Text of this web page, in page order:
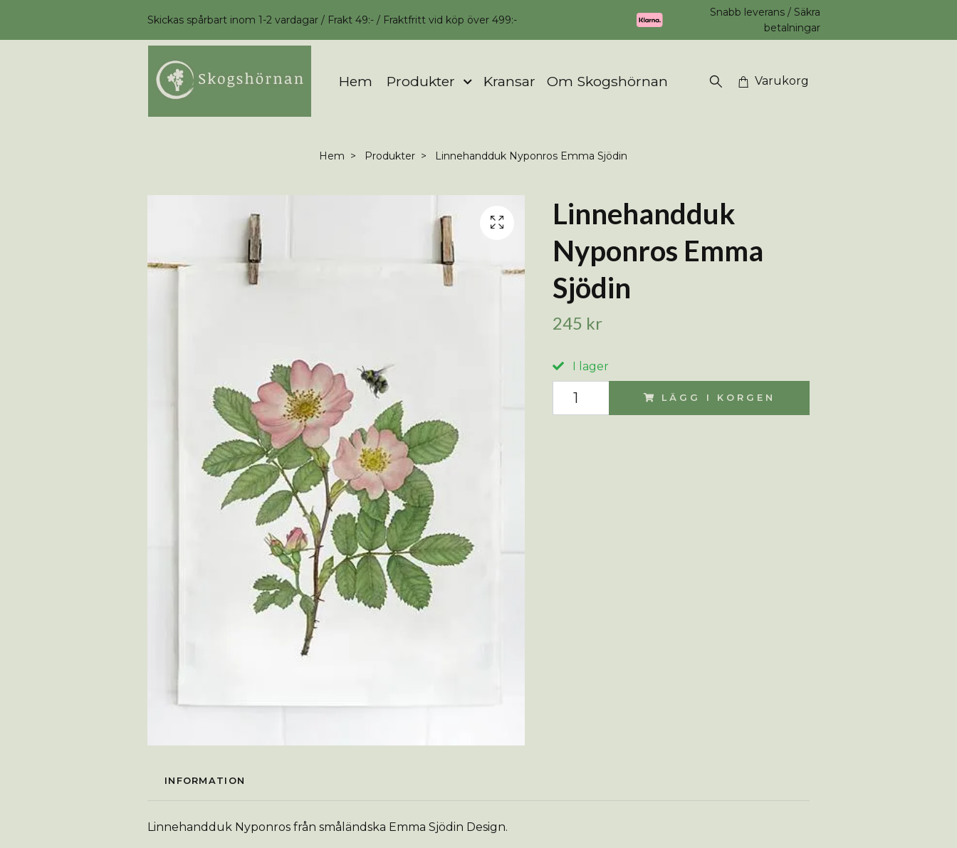
Skickas spårbart inom 1-2 vardagar / Frakt 49:- / Fraktfritt vid köp över 499:-
Snabb leverans / Säkra
betalningar
Hem Produkter Kransar Om Skogshörnan Varukorg
Hem Produkter Linnehandduk Nyponros Emma Sjödin
Linnehandduk
Nyponros Emma
Sjödin
245 kr
I lager
LÄGG I KORGEN
INFORMATION
Linnehandduk Nyponros från småländska Emma Sjödin Design.